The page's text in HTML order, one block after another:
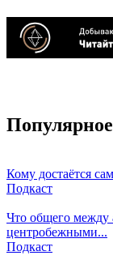
Кому достаётся
Подкаст
Что общего между
центробежными...
Подкаст